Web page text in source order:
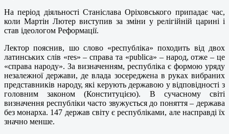
На період діяльності Станіслава Оріховського припадає час,
коли Мартін Лютер виступив за зміни у релігійній царині і
став ідеологом Реформації.
Лектор пояснив, шо слово «республіка» походить від двох
латинських слів «res» – справа та «publica» – народ, отже – це
«справа народу». За визначенням, республіка є формою уряду
незалежної держави, де влада зосереджена в руках вибраних
представників народу, які керують державою у відповідності з
головним законом (Конституцією). В сучасному світі
визначення республіки часто звужується до поняття – держава
без монарха. 147 держав світу є республіками, але насправді їх
значно менше.